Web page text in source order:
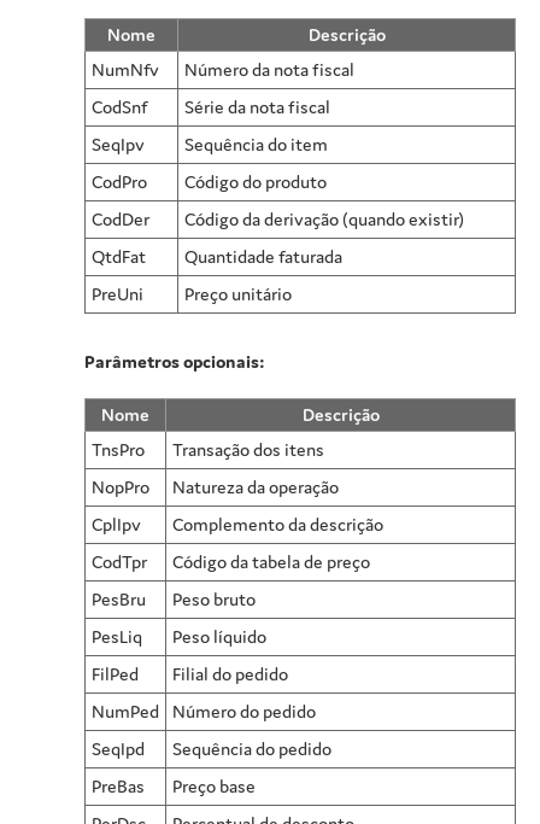
Nome
Descrição
NumNfv
Número da nota fiscal
CodSnf
Série da nota fiscal
SeqIpv
Sequência do item
CodPro
Código do produto
CodDer
Código da derivação (quando existir)
QtdFat
Quantidade faturada
PreUni
Preço unitário
Parâmetros opcionais:
Nome
Descrição
TnsPro
Transação dos itens
NopPro
Natureza da operação
CplIpv
Complemento da descrição
CodTpr
Código da tabela de preço
PesBru
Peso bruto
PesLiq
Peso líquido
FilPed
Filial do pedido
NumPed
Número do pedido
SeqIpd
Sequência do pedido
PreBas
Preço base